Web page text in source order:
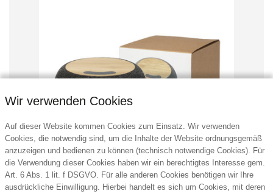
Wir verwenden Cookies
Auf dieser Website kommen Cookies zum Einsatz. Wir verwenden
Cookies, die notwendig sind, um die Inhalte der Website ordnungsgemäß
anzuzeigen und bedienen zu können (technisch notwendige Cookies). Für
die Verwendung dieser Cookies haben wir ein berechtigtes Interesse gem.
Art. 6 Abs. 1 lit. f DSGVO. Für alle anderen Cookies benötigen wir Ihre
ausdrückliche Einwilligung. Hierbei handelt es sich um Cookies, mit deren